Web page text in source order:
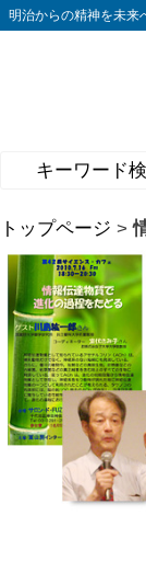
明治からの精神を未来
トップページ >